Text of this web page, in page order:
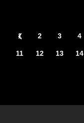
1 2 3 4
11 12 13 14